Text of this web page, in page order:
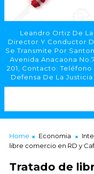
Leandro Ortiz De
Director Y Conductor
Se Transmite Por
Avenida Anacaona
201, Contacto: Teléfono
Defensa De La
Home Economia
libre comercio en RD y
Tratado de